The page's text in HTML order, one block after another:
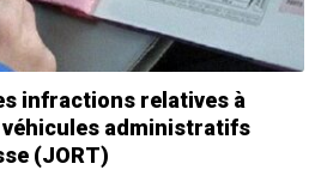
infractions relatives à
véhicules administratifs
(JORT)